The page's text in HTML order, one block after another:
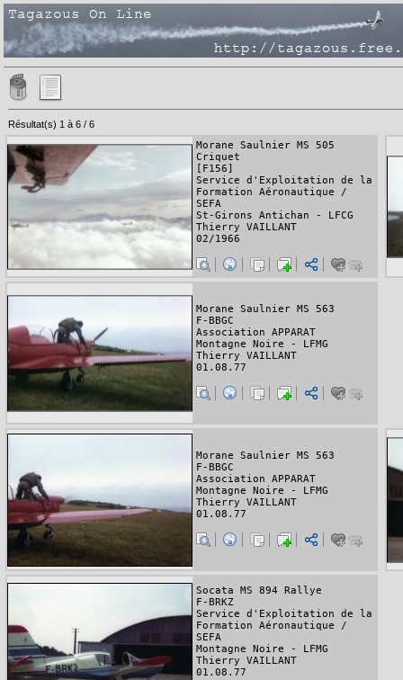
Résultat(s) 1 à 6 / 6
Morane Saulnier MS 505
Criquet
[F156]
Service d'Exploitation de la
Formation Aéronautique /
SEFA
St-Girons Antichan - LFCG
Thierry VAILLANT
02/1966
Morane Saulnier MS 563
F-BBGC
Association APPARAT
Montagne Noire - LFMG
Thierry VAILLANT
01.08.77
Morane Saulnier MS 563
F-BBGC
Association APPARAT
Montagne Noire - LFMG
Thierry VAILLANT
01.08.77
Socata MS 894 Rallye
F-BRKZ
Service d'Exploitation de la
Formation Aéronautique /
SEFA
Montagne Noire - LFMG
Thierry VAILLANT
01.08.77